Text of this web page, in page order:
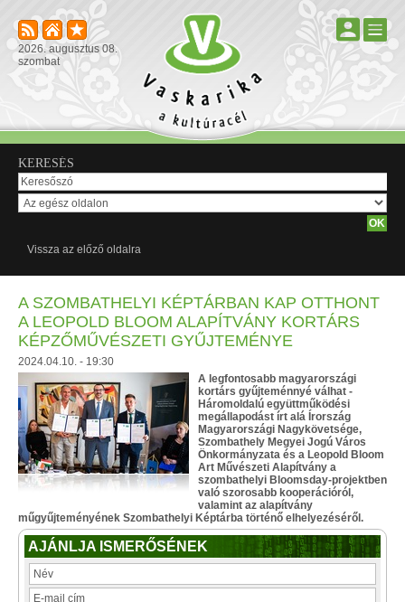
2026. augusztus 08.
szombat
KERESÉS
Vissza az előző oldalra
A SZOMBATHELYI KÉPTÁRBAN KAP OTTHONT
A LEOPOLD BLOOM ALAPÍTVÁNY KORTÁRS
KÉPZŐMŰVÉSZETI GYŰJTEMÉNYE
2024.04.10. - 19:30
A legfontosabb magyarországi
kortárs gyűjteménnyé válhat -
Háromoldalú együttműködési
megállapodást írt alá Írország
Magyarországi Nagykövetsége,
Szombathely Megyei Jogú Város
Önkormányzata és a Leopold Bloom
Art Művészeti Alapítvány a
szombathelyi Bloomsday-projektben
való szorosabb kooperációról,
valamint az alapítvány
műgyűjteményének Szombathelyi Képtárba történő elhelyezéséről.
AJÁNLJA ISMERŐSÉNEK